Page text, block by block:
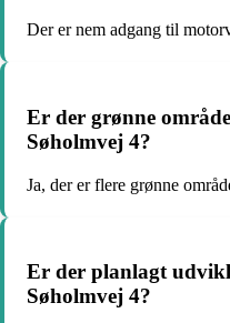
Der er nem adgang til
Er der grønne
Søholmvej 4?
Ja, der er flere grønne
Er der planlagt
Søholmvej 4?